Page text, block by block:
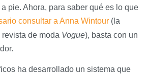
pie. Ahora, para saber qué es lo que
consultar a Anna Wintour (la
de moda Vogue), basta con un
ha desarrollado un sistema que